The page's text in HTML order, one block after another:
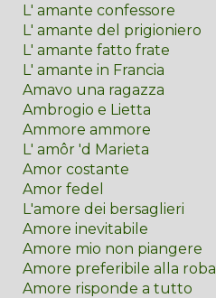
L' amante confessore
L' amante del prigioniero
L' amante fatto frate
L' amante in Francia
Amavo una ragazza
Ambrogio e Lietta
Ammore ammore
L' amôr 'd Marieta
Amor costante
Amor fedel
L'amore dei bersaglieri
Amore inevitabile
Amore mio non piangere
Amore preferibile alla roba
Amore risponde a tutto